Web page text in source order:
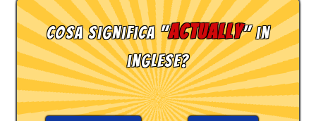
Cosa significa "actually" in
inglese?